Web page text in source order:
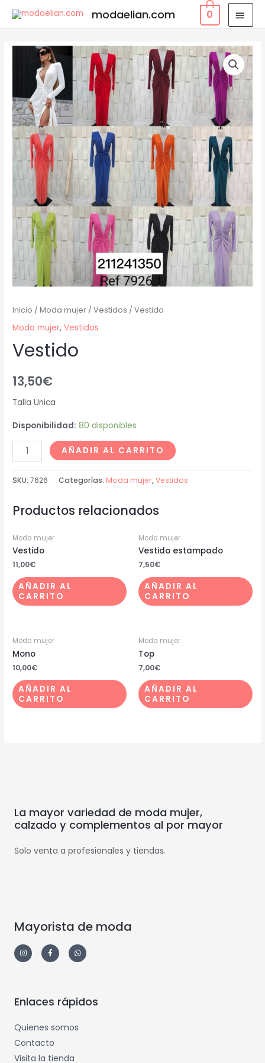
modaelian.com 0
Inicio /Moda mujer /Vestidos / Vestido
Moda mujer,Vestidos
Vestido
13,50€
Talla Unica
Disponibilidad: 80 disponibles
AÑADIR AL CARRITO
SKU:7626 Categorías: Moda mujer,Vestidos
Productos relacionados
Moda mujer
Vestido
11,00€
AÑADIR AL
CARRITO
Moda mujer
Vestido estampado
7,50€
AÑADIR AL
CARRITO
Moda mujer
Mono
10,00€
AÑADIR AL
CARRITO
Moda mujer
Top
7,00€
AÑADIR AL
CARRITO
La mayor variedad de moda mujer,
calzado y complementos al por mayor
Solo venta a profesionales y tiendas.
Mayorista de moda
Enlaces rápidos
Quienes somos
Contacto
Visita la tienda